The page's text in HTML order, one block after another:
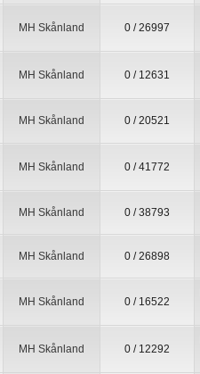
MH Skånland 0 / 26997
MH Skånland 0 / 12631
MH Skånland 0 / 20521
MH Skånland 0 / 41772
MH Skånland 0 / 38793
MH Skånland 0 / 26898
MH Skånland 0 / 16522
MH Skånland 0 / 12292